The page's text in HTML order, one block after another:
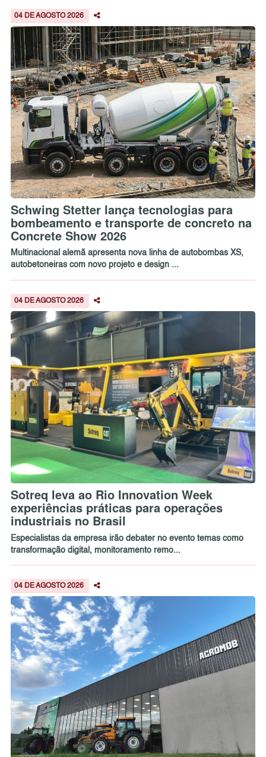
04 DE AGOSTO 2026
Schwing Stetter lança tecnologias para
bombeamento e transporte de concreto na
Concrete Show 2026
Multinacional alemã apresenta nova linha de autobombas XS,
autobetoneiras com novo projeto e design ...
04 DE AGOSTO 2026
Sotreq leva ao Rio Innovation Week
experiências práticas para operações
industriais no Brasil
Especialistas da empresa irão debater no evento temas como
transformação digital, monitoramento remo...
04 DE AGOSTO 2026